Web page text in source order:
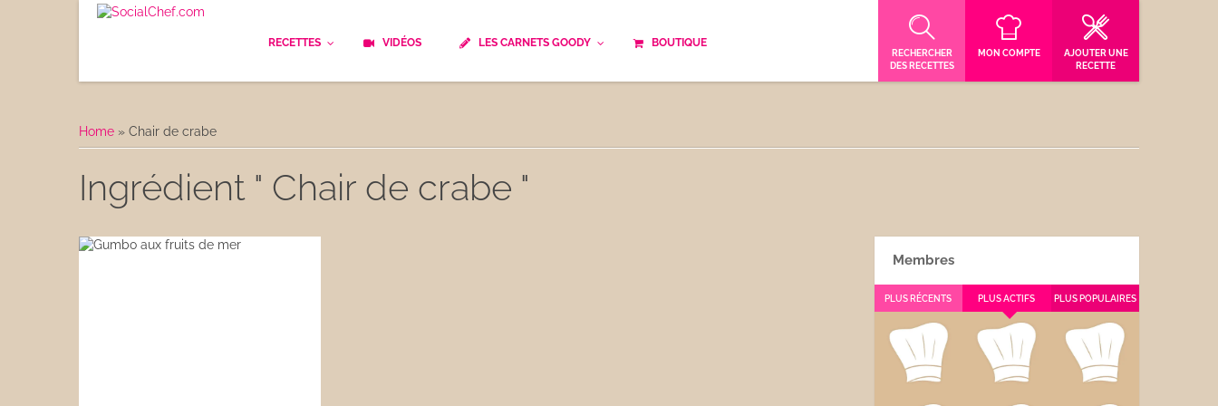
RECETTES
Le Pain
Apéritifs
Déjeuner
Cuisine française traditionnelle
VIDÉOS LES CARNETS GOODY
Spécialité culinaire
Les astuces Goody
BOUTIQUE
RECHERCHER
DES RECETTES
MON COMPTE
AJOUTER UNE
RECETTE
Home » Chair de crabe
Ingrédient " Chair de crabe "
Membres
PLUS RÉCENTS PLUS ACTIFS PLUS POPULAIRES